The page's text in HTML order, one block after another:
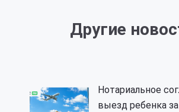
Другие
Нотариальное
выезд ребенка